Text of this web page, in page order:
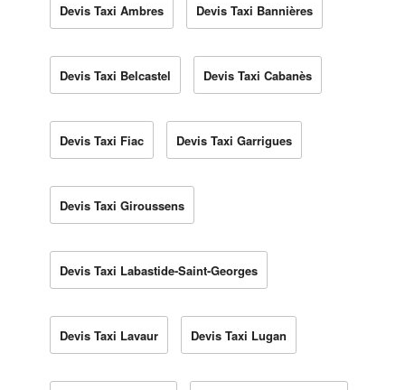
Devis Taxi Ambres Devis Taxi Bannières
Devis Taxi Belcastel Devis Taxi Cabanès
Devis Taxi Fiac Devis Taxi Garrigues
Devis Taxi Giroussens
Devis Taxi Labastide-Saint-Georges
Devis Taxi Lavaur Devis Taxi Lugan